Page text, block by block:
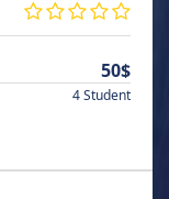
50$
4 Student